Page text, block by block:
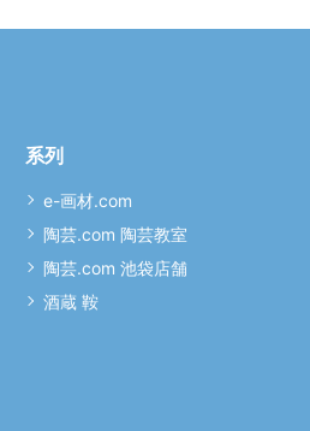
系列
e-画材.com
陶芸.com 陶芸教室
陶芸.com 池袋店舗
酒蔵 鞍